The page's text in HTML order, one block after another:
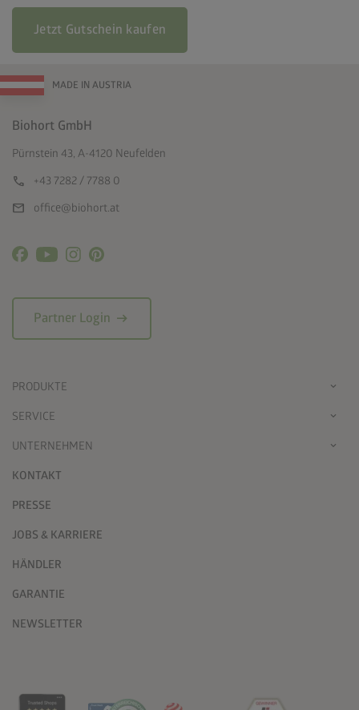
Jetzt Gutschein kaufen
MADE IN AUSTRIA
Biohort GmbH
Pürnstein 43, A-4120 Neufelden
call +43 7282 / 7788 0
mail office@biohort.at
Partner Login arrow_right_alt
PRODUKTE
SERVICE
UNTERNEHMEN
KONTAKT
PRESSE
JOBS & KARRIERE
HÄNDLER
GARANTIE
NEWSLETTER